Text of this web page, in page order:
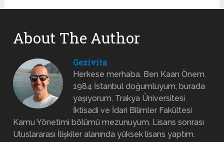
About The Author
Gezivita
Herkese merhaba. Ben Kaan Önem.
1984 İstanbul doğumluyum, burada
yaşıyorum. Trakya Üniversitesi
İktisadi ve İdari Bilimler Fakültesi
Kamu Yönetimi bölümü mezunuyum. Lisans sonrası
Uluslararası İlişkiler alanında yüksek lisans yaptım.